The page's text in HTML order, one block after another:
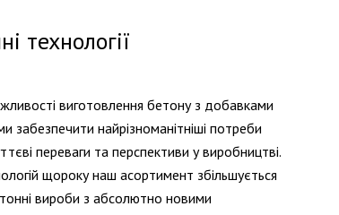
технології
виготовлення бетону з добавками
забезпечити найрізноманітніші потреби
переваги та перспективи у виробництві.
щороку наш асортимент збільшується
вироби з абсолютно новими